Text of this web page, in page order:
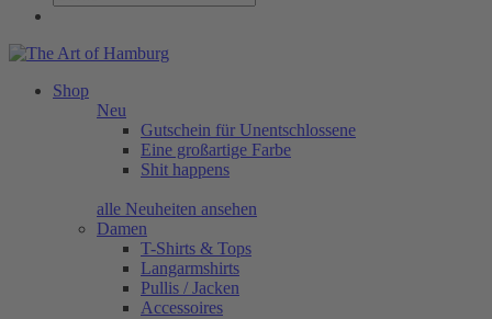
Shop
Neu
Gutschein für Unentschlossene
Eine großartige Farbe
Shit happens
alle Neuheiten ansehen
Damen
T-Shirts & Tops
Langarmshirts
Pullis / Jacken
Accessoires